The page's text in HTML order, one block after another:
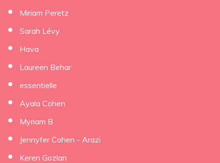
Miriam Peretz
Sarah Lévy
Hava
Laureen Behar
essentielle
Ayala Cohen
Myriam B.
Jennyfer Cohen - Arazi
Keren Gozlan